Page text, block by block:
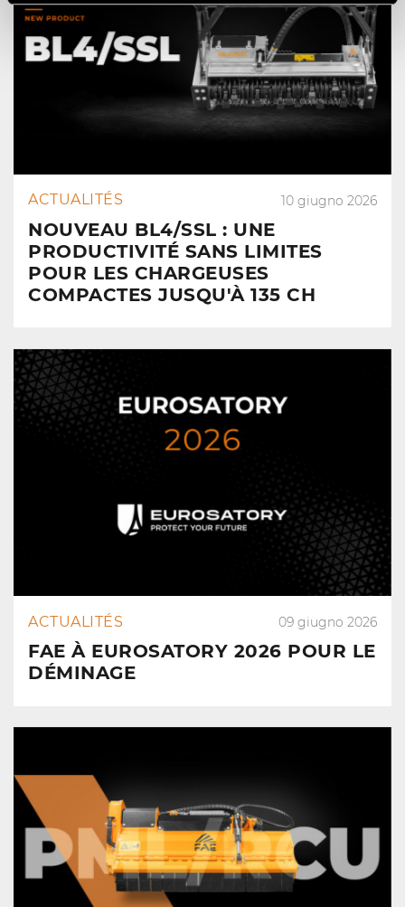
ACTUALITÉS 10 giugno 2026
NOUVEAU BL4/SSL : UNE
PRODUCTIVITÉ SANS LIMITES
POUR LES CHARGEUSES
COMPACTES JUSQU'À 135 CH
ACTUALITÉS 09 giugno 2026
FAE À EUROSATORY 2026 POUR LE
DÉMINAGE